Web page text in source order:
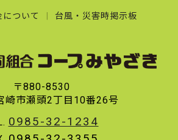
ついて 台風・災害時掲示板
〒880-8530
崎市瀬頭2丁目10番26号
0985-32-1234